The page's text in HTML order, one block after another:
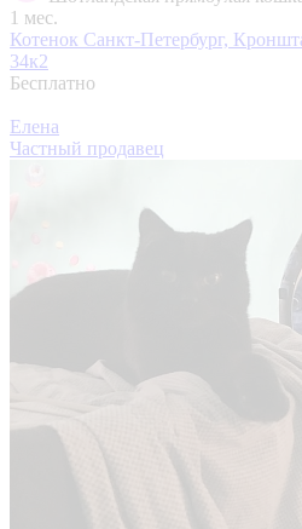
1 мес.
Котенок Санкт-Петербург,
34к2
Бесплатно
Елена
Частный продавец